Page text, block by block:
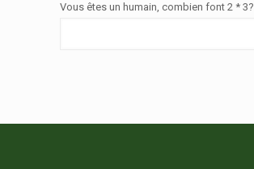
Vous êtes un humain, combien font 2 *